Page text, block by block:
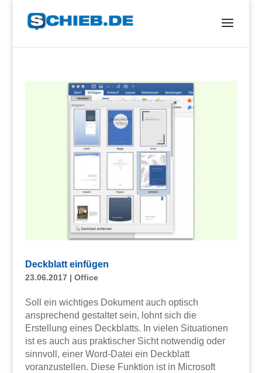
Deckblatt einfügen
23.06.2017| Office
Soll ein wichtiges Dokument auch optisch
ansprechend gestaltet sein, lohnt sich die
Erstellung eines Deckblatts. In vielen Situationen
ist es auch aus praktischer Sicht notwendig oder
sinnvoll, einer Word-Datei ein Deckblatt
voranzustellen. Diese Funktion ist in Microsoft